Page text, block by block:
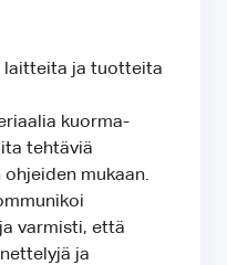
laitteita ja tuotteita
kuorma-
tehtäviä
mukaan.
varmisti, että
ja